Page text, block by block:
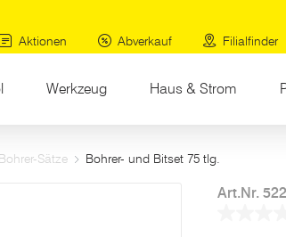
Aktionen
Abverkauf Filialfinder
Werkzeug Haus & Strom
Bohrer-Sätze Bohrer- und Bitset 75 tlg.
Art.Nr.